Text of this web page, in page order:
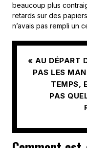
beaucoup plus
retards sur des
n’avais pas rempli un
« AU DÉPART
PAS LES
TEMPS,
PAS